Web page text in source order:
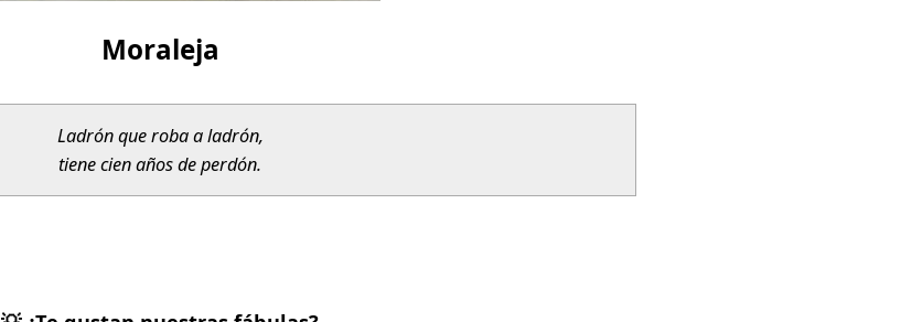
Moraleja
Ladrón que roba a ladrón,
tiene cien años de perdón.